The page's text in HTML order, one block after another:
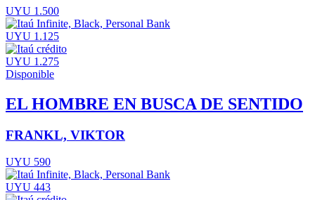
UYU 1.500
UYU 1.125
UYU 1.275
Disponible
EL HOMBRE EN BUSCA DE SENTIDO
FRANKL, VIKTOR
UYU 590
UYU 443